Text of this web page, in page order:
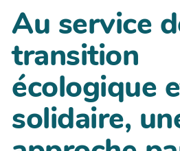
Au service
transition
écologique
solidaire,